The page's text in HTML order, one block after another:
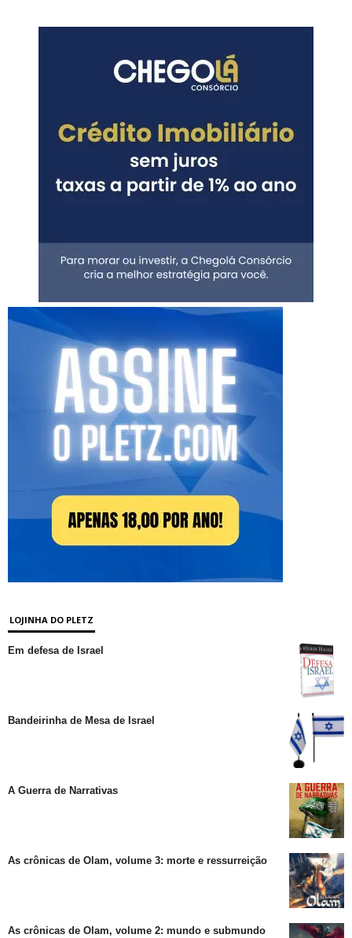
LOJINHA DO PLETZ
Em defesa de Israel
Bandeirinha de Mesa de Israel
A Guerra de Narrativas
As crônicas de Olam, volume 3: morte e ressurreição
As crônicas de Olam, volume 2: mundo e submundo